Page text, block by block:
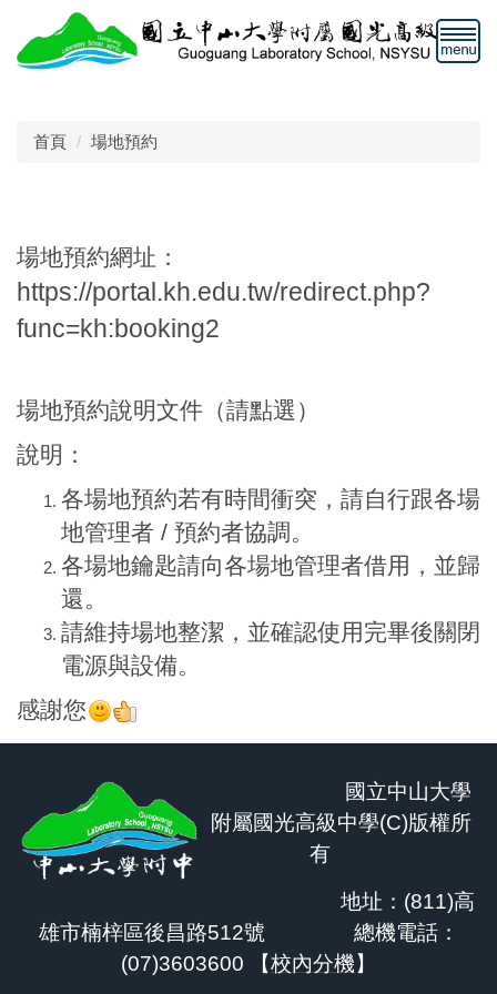
到
主
首頁 場地預約
場地預約網址：
https://portal.kh.edu.tw/redirect.php?
func=kh:booking2
場地預約說明文件（請點選）
說明：
各場地預約若有時間衝突，請自行跟各場
地管理者 / 預約者協調。
各場地鑰匙請向各場地管理者借用，並歸
還。
請維持場地整潔，並確認使用完畢後關閉
電源與設備。
感謝您
國立中山大學
附屬國光高級中學(C)版權所
有
地址：(811)高
雄市楠梓區後昌路512號 總機電話：
(07)3603600 【校內分機】